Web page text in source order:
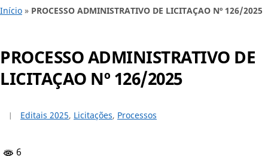
Início » PROCESSO ADMINISTRATIVO DE LICITAÇAO Nº 126/2025
PROCESSO ADMINISTRATIVO DE
LICITAÇAO Nº 126/2025
Editais 2025, Licitações, Processos
6